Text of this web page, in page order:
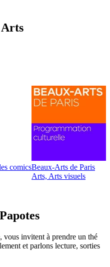
Arts
comicsBeaux-Arts de Paris
Arts, Arts visuels
vous invitent à prendre un thé
et parlons lecture, sorties